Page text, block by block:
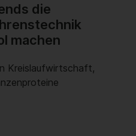
die
machen
Kreislaufwirtschaft,